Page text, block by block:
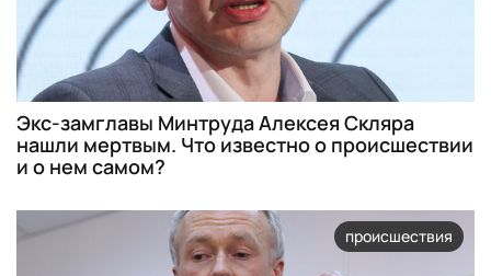
Экс-замглавы Минтруда Алексея Скляра
нашли мертвым. Что известно о происшествии
и о нем самом?
происшествия